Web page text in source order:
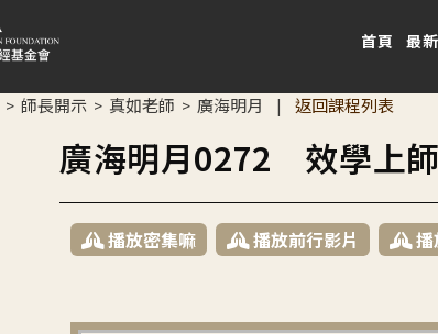
首頁 最
> 師長開示 > 真如老師 > 廣海明月 | 返回課程列表
廣海明月0272 效學上
播放密集嘛 播放前行影片 播